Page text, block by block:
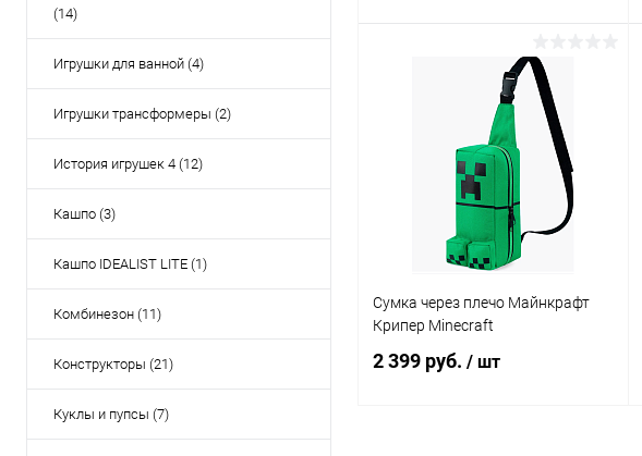
(14)
Игрушки для ванной (4)
Игрушки трансформеры (2)
История игрушек 4 (12)
Кашпо (3)
Кашпо IDEALIST LITE (1)
Комбинезон (11)
Конструкторы (21)
Куклы и пупсы (7)
Подписаться
Купить в 1 клик Сравнение
В избранное Недоступно
Сумка через плечо Майнкрафт
Крипер Minecraft
2 399 руб. / шт